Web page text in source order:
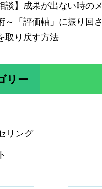
談】成果が出ない時の
～「評価軸」に振り回
取り戻す方法
リー
リング